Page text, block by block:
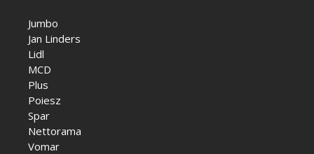
Jumbo
Jan Linders
Lidl
MCD
Plus
Poiesz
Spar
Nettorama
Vomar